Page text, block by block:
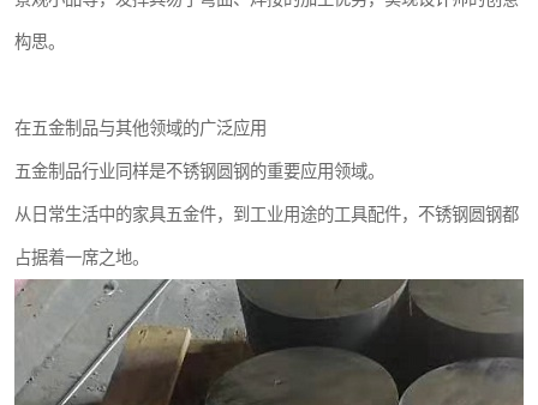
构思。
在五金制品与其他领域的广泛应用
五金制品行业同样是不锈钢圆钢的重要应用领域。
从日常生活中的家具五金件，到工业用途的工具配件，不锈钢圆钢都
占据着一席之地。